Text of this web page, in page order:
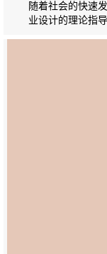
随着社会的快速
业设计的理论指